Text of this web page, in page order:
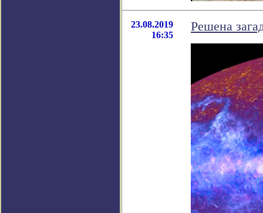
23.08.2019
16:35
Решена